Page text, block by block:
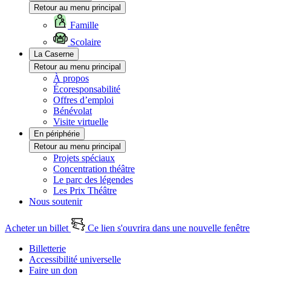
Retour au menu principal
Famille
Scolaire
La Caserne
Retour au menu principal
À propos
Écoresponsabilité
Offres d’emploi
Bénévolat
Visite virtuelle
En périphérie
Retour au menu principal
Projets spéciaux
Concentration théâtre
Le parc des légendes
Les Prix Théâtre
Nous soutenir
Acheter un billet
Ce lien s'ouvrira dans une nouvelle fenêtre
Billetterie
Accessibilité universelle
Faire un don